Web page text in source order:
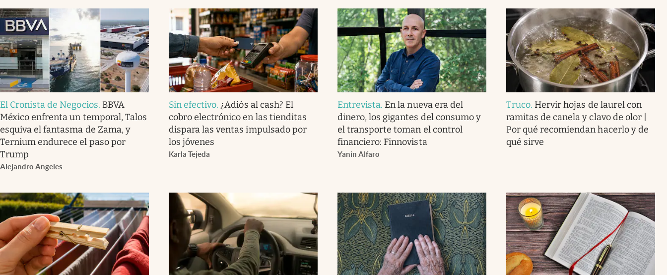
El Cronista de Negocios. BBVA
México enfrenta un temporal, Talos
esquiva el fantasma de Zama, y
Ternium endurece el paso por
Trump
Alejandro Ángeles
Sin efectivo. ¿Adiós al cash? El
cobro electrónico en las tienditas
dispara las ventas impulsado por
los jóvenes
Karla Tejeda
Entrevista. En la nueva era del
dinero, los gigantes del consumo y
el transporte toman el control
financiero: Finnovista
Yanin Alfaro
Truco. Hervir hojas de laurel con
ramitas de canela y clavo de olor |
Por qué recomiendan hacerlo y de
qué sirve